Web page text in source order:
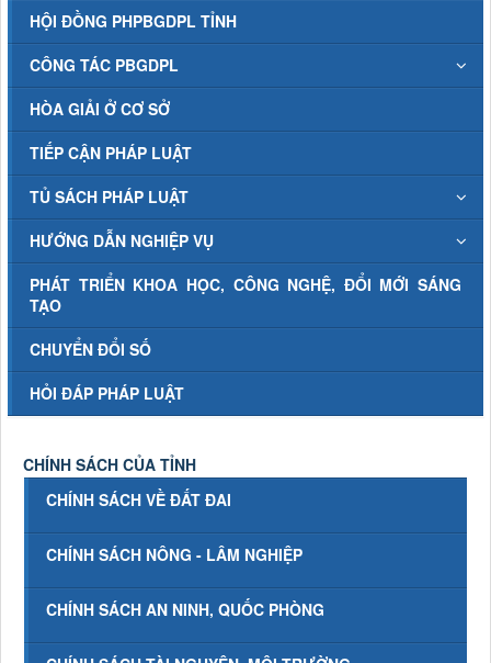
HỘI ĐỒNG PHPBGDPL TỈNH
CÔNG TÁC PBGDPL
HÒA GIẢI Ở CƠ SỞ
TIẾP CẬN PHÁP LUẬT
TỦ SÁCH PHÁP LUẬT
HƯỚNG DẪN NGHIỆP VỤ
PHÁT TRIỂN KHOA HỌC, CÔNG NGHỆ, ĐỔI MỚI SÁNG
TẠO
CHUYỂN ĐỔI SỐ
HỎI ĐÁP PHÁP LUẬT
CHÍNH SÁCH CỦA TỈNH
CHÍNH SÁCH VỀ ĐẤT ĐAI
CHÍNH SÁCH NÔNG - LÂM NGHIỆP
CHÍNH SÁCH AN NINH, QUỐC PHÒNG